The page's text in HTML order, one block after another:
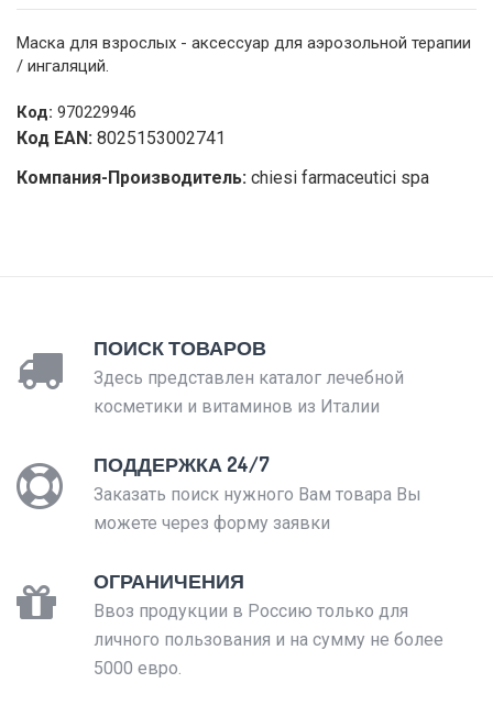
Маска для взрослых - аксессуар для аэрозольной терапии
/ ингаляций.
Код: 970229946
Код EAN: 8025153002741
Компания-Производитель: chiesi farmaceutici spa
ПОИСК ТОВАРОВ
Здесь представлен каталог лечебной
косметики и витаминов из Италии
ПОДДЕРЖКА 24/7
Заказать поиск нужного Вам товара Вы
можете через форму заявки
ОГРАНИЧЕНИЯ
Ввоз продукции в Россию только для
личного пользования и на сумму не более
5000 евро.